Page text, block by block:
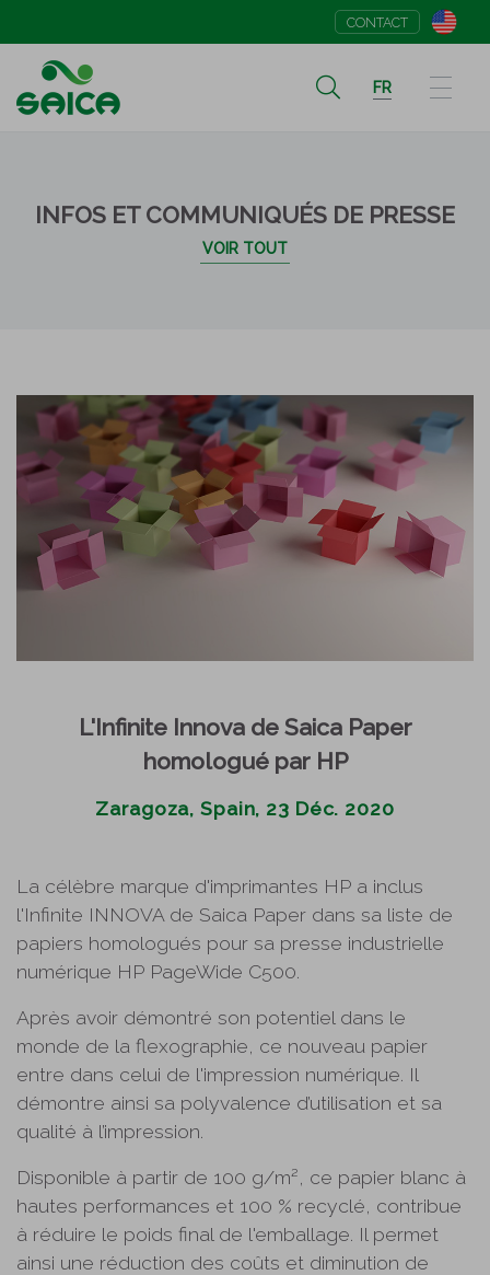
CONTACT
FR
INFOS ET COMMUNIQUÉS DE PRESSE
VOIR TOUT
L'Infinite Innova de Saica Paper
homologué par HP
Zaragoza, Spain, 23 Déc. 2020
La célèbre marque d'imprimantes HP a inclus
l'Infinite INNOVA de Saica Paper dans sa liste de
papiers homologués pour sa presse industrielle
numérique HP PageWide C500.
Après avoir démontré son potentiel dans le
monde de la flexographie, ce nouveau papier
entre dans celui de l'impression numérique. Il
démontre ainsi sa polyvalence d’utilisation et sa
qualité à l’impression.
Disponible à partir de 100 g/m², ce papier blanc à
hautes performances et 100 % recyclé, contribue
à réduire le poids final de l'emballage. Il permet
ainsi une réduction des coûts et diminution de